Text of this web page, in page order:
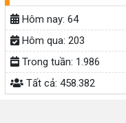
Hôm nay: 64
Hôm qua: 203
Trong tuần: 1.986
Tất cả: 458.382